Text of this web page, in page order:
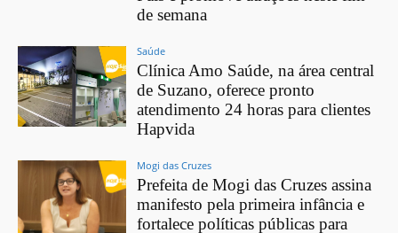
de semana
Saúde
Clínica Amo Saúde, na área central
de Suzano, oferece pronto
atendimento 24 horas para clientes
Hapvida
Mogi das Cruzes
Prefeita de Mogi das Cruzes assina
manifesto pela primeira infância e
fortalece políticas públicas para